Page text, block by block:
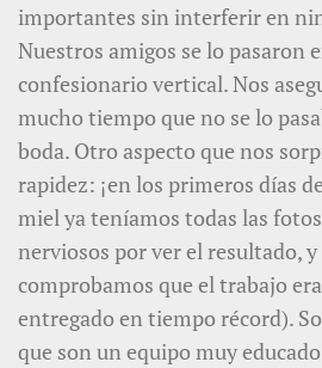
importantes sin interferir en
Nuestros amigos se lo pasaron
confesionario vertical. Nos
mucho tiempo que no se lo
boda. Otro aspecto que nos
rapidez: ¡en los primeros días
miel ya teníamos todas las
nerviosos por ver el resultado, y
comprobamos que el trabajo
entregado en tiempo récord).
que son un equipo muy